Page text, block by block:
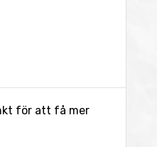
för att få mer